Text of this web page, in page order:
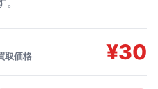
取価格 ¥30